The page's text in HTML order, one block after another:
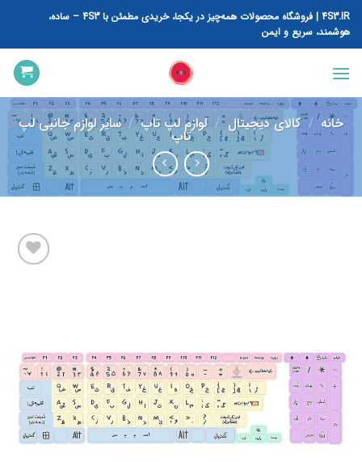
پرش
محتوا
4S3.IR | فروشگاه محصولات همه‌چیز در یکجا، خریدی مطمئن با 4S3 – ساده،
هوشمند، سریع و ایمن
خانه / کالای دیجیتال / لوازم لپ تاپ / سایر لوازم جانبی لپ
تاپ
مندی
ها